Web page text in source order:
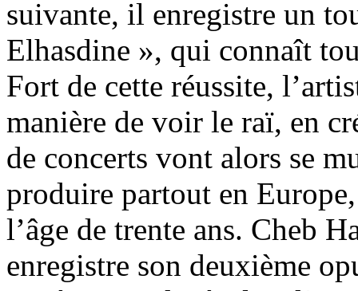
suivante, il enregistre un
Elhasdine », qui connaît
Fort de cette réussite,
manière de voir le raï, en
de concerts vont alors se
produire partout en
l’âge de trente ans. Cheb
enregistre son deuxième